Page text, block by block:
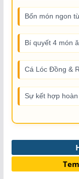
Bốn món ngon
Bí quyết 4 món
Cá Lóc Đồng &
Sự kết hợp